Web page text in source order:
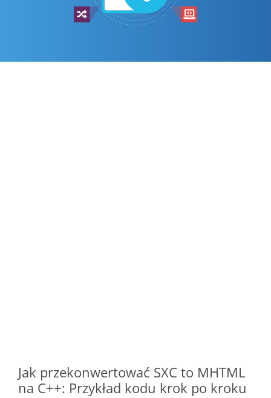
Jak przekonwertować SXC to MHTML
na C++: Przykład kodu krok po kroku